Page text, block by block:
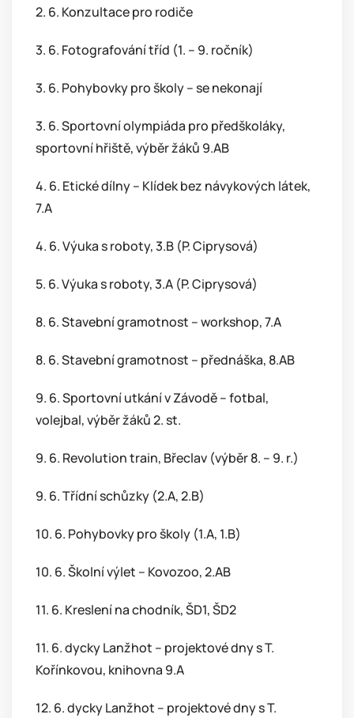
2. 6. Konzultace pro rodiče
3. 6. Fotografování tříd (1. – 9. ročník)
3. 6. Pohybovky pro školy – se nekonají
3. 6. Sportovní olympiáda pro předškoláky,
sportovní hřiště, výběr žáků 9.AB
4. 6. Etické dílny – Klídek bez návykových látek,
7.A
4. 6. Výuka s roboty, 3.B (P. Ciprysová)
5. 6. Výuka s roboty, 3.A (P. Ciprysová)
8. 6. Stavební gramotnost – workshop, 7.A
8. 6. Stavební gramotnost – přednáška, 8.AB
9. 6. Sportovní utkání v Závodě – fotbal,
volejbal, výběr žáků 2. st.
9. 6. Revolution train, Břeclav (výběr 8. – 9. r.)
9. 6. Třídní schůzky (2.A, 2.B)
10. 6. Pohybovky pro školy (1.A, 1.B)
10. 6. Školní výlet – Kovozoo, 2.AB
11. 6. Kreslení na chodník, ŠD1, ŠD2
11. 6. dycky Lanžhot – projektové dny s T.
Kořínkovou, knihovna 9.A
12. 6. dycky Lanžhot – projektové dny s T.